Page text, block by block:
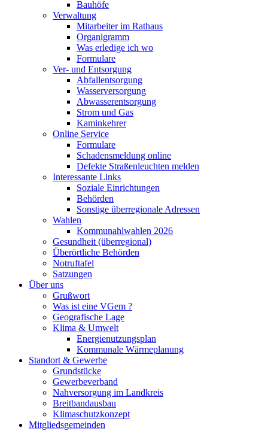
Bauhöfe
Verwaltung
Mitarbeiter im Rathaus
Organigramm
Was erledige ich wo
Formulare
Ver- und Entsorgung
Abfallentsorgung
Wasserversorgung
Abwasserentsorgung
Strom und Gas
Kaminkehrer
Online Service
Formulare
Schadensmeldung online
Defekte Straßenleuchten melden
Interessante Links
Soziale Einrichtungen
Behörden
Sonstige überregionale Adressen
Wahlen
Kommunahlwahlen 2026
Gesundheit (überregional)
Überörtliche Behörden
Notruftafel
Satzungen
Über uns
Grußwort
Was ist eine VGem ?
Geografische Lage
Klima & Umwelt
Energienutzungsplan
Kommunale Wärmeplanung
Standort & Gewerbe
Grundstücke
Gewerbeverband
Nahversorgung im Landkreis
Breitbandausbau
Klimaschutzkonzept
Mitgliedsgemeinden